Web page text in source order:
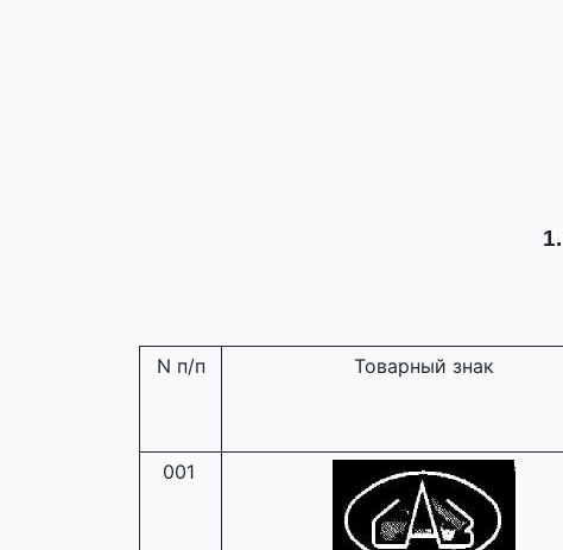
N п/п Товарный знак
001